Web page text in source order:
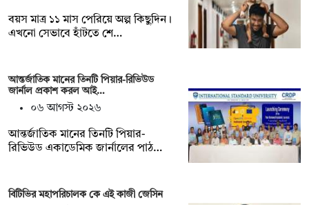
বয়স মাত্র ১১ মাস পেরিয়ে অল্প কিছুদিন।
এখনো সেভাবে হাঁটতে শে…
আন্তর্জাতিক মানের তিনটি পিয়ার-রিভিউড
জার্নাল প্রকাশ করল আই…
০৬ আগস্ট ২০২৬
আন্তর্জাতিক মানের তিনটি পিয়ার-
রিভিউড একাডেমিক জার্নালের পাঠ…
বিটিভির মহাপরিচালক কে এই কাজী জেসিন